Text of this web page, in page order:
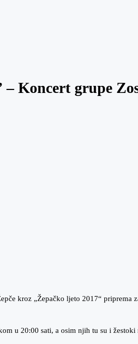
– Koncert grupe
kroz „Žepačko ljeto 2017“
u 20:00 sati, a osim njih tu su i